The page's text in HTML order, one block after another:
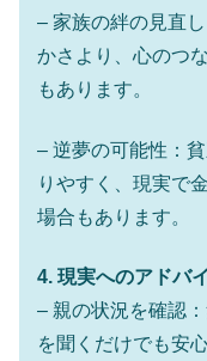
– 家族の絆の見直
かさより、心のつ
もあります。
– 逆夢の可能性：
りやすく、現実で
場合もあります。
4. 現実へのアドバ
– 親の状況を確認
を聞くだけでも安